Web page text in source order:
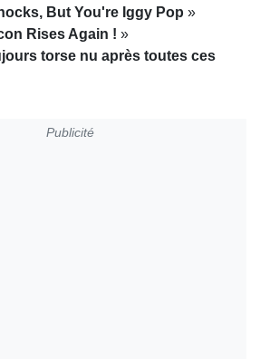
But You're Iggy Pop »
Rises Again ! »
torse nu après toutes ces
Publicité